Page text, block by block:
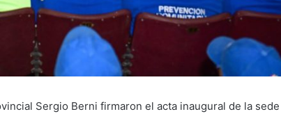
Sergio Berni firmaron el acta inaugural de la